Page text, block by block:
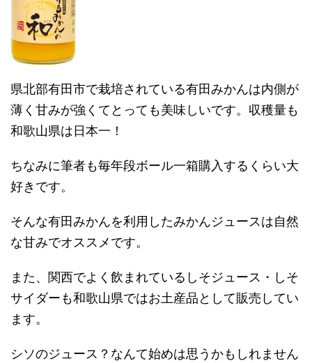
県北部有田市で栽培されている有田みかんは内側が
薄く甘みが強くてとっても美味しいです。収穫量も
和歌山県は日本一！
ちなみに筆者も毎年段ボール一箱購入するくらい大
好きです。
そんな有田みかんを利用したみかんジュースは自然
な甘みでオススメです。
また、関西でよく飲まれているしそジュース・しそ
サイダーも和歌山県ではお土産品として販売してい
ます。
シソのジュース？なんて始めは思うかもしれません